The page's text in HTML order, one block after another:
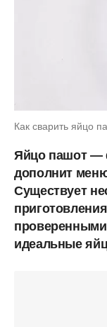
Как сварить яйцо
Яйцо пашот —
дополнит
Существует
идеальные